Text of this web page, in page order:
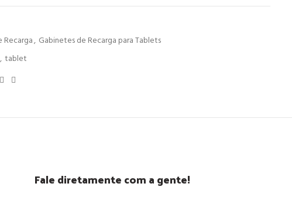
Recarga, Gabinetes de Recarga para Tablets
, tablet
Fale diretamente com a gente!